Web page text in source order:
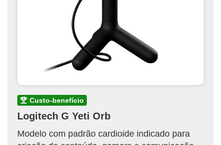
custo-benefício
Logitech G Yeti Orb
Modelo com padrão cardioide indicado para